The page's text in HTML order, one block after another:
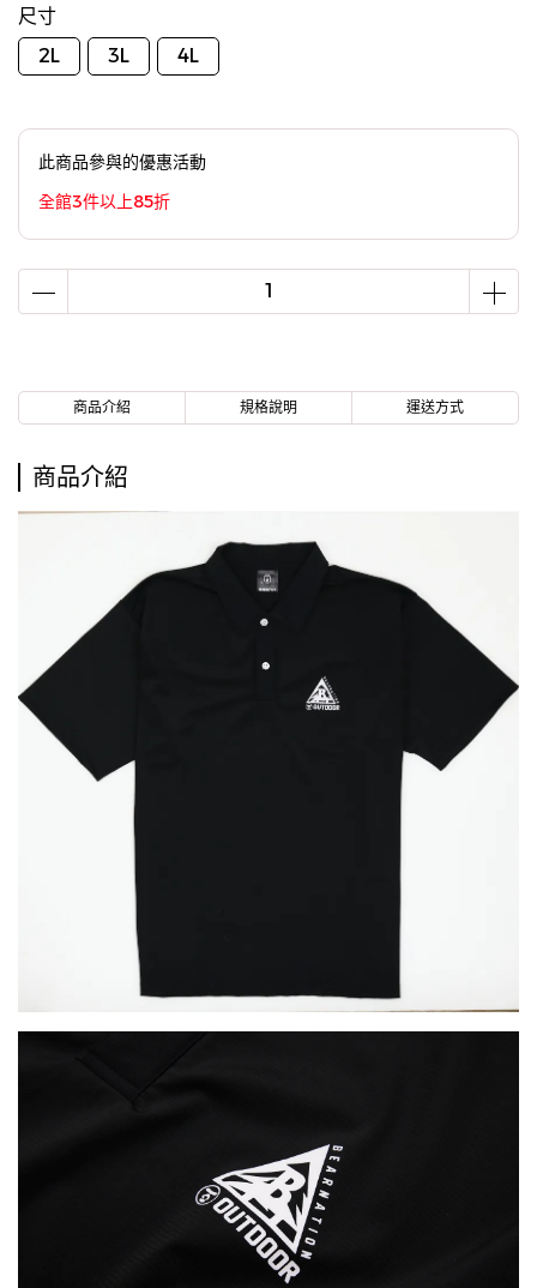
尺寸
2L
3L 4L
此商品參與的優惠活動
全館3件以上85折
商品介紹 規格說明 運送方式
商品介紹